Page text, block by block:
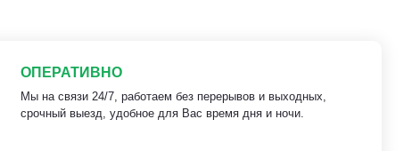
ОПЕРАТИВНО
Мы на связи 24/7, работаем без перерывов и выходных,
срочный выезд, удобное для Вас время дня и ночи.